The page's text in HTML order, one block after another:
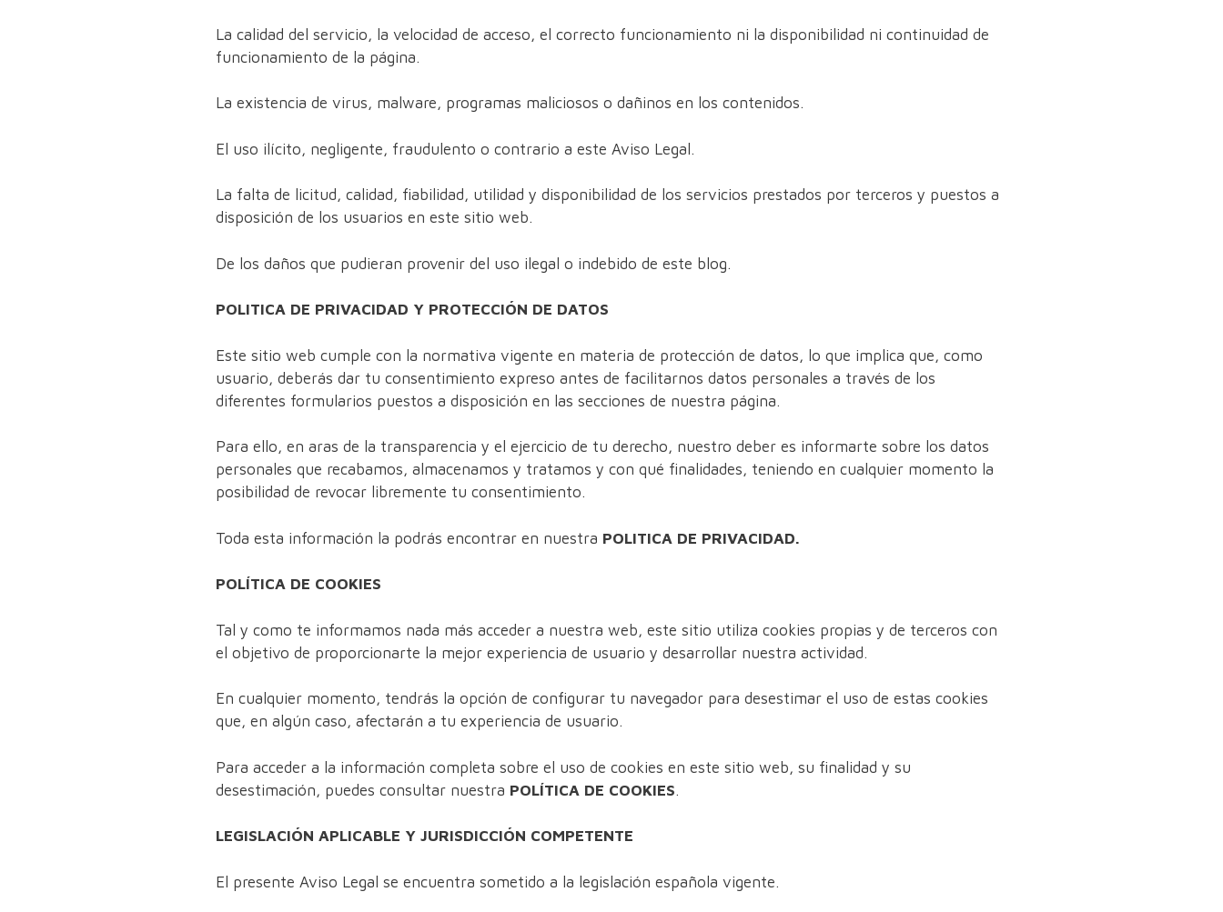
La calidad del servicio, la velocidad de acceso, el correcto funcionamiento ni la disponibilidad ni continuidad de
funcionamiento de la página.
La existencia de virus, malware, programas maliciosos o dañinos en los contenidos.
El uso ilícito, negligente, fraudulento o contrario a este Aviso Legal.
La falta de licitud, calidad, fiabilidad, utilidad y disponibilidad de los servicios prestados por terceros y puestos a
disposición de los usuarios en este sitio web.
De los daños que pudieran provenir del uso ilegal o indebido de este blog.
POLITICA DE PRIVACIDAD Y PROTECCIÓN DE DATOS
Este sitio web cumple con la normativa vigente en materia de protección de datos, lo que implica que, como
usuario, deberás dar tu consentimiento expreso antes de facilitarnos datos personales a través de los
diferentes formularios puestos a disposición en las secciones de nuestra página.
Para ello, en aras de la transparencia y el ejercicio de tu derecho, nuestro deber es informarte sobre los datos
personales que recabamos, almacenamos y tratamos y con qué finalidades, teniendo en cualquier momento la
posibilidad de revocar libremente tu consentimiento.
Toda esta información la podrás encontrar en nuestra POLITICA DE PRIVACIDAD.
POLÍTICA DE COOKIES
Tal y como te informamos nada más acceder a nuestra web, este sitio utiliza cookies propias y de terceros con
el objetivo de proporcionarte la mejor experiencia de usuario y desarrollar nuestra actividad.
En cualquier momento, tendrás la opción de configurar tu navegador para desestimar el uso de estas cookies
que, en algún caso, afectarán a tu experiencia de usuario.
Para acceder a la información completa sobre el uso de cookies en este sitio web, su finalidad y su
desestimación, puedes consultar nuestra POLÍTICA DE COOKIES.
LEGISLACIÓN APLICABLE Y JURISDICCIÓN COMPETENTE
El presente Aviso Legal se encuentra sometido a la legislación española vigente.